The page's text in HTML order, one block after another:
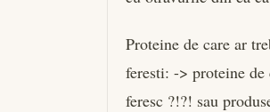
Proteine de care ar
feresti: -> proteine de
feresc ?!?! sau